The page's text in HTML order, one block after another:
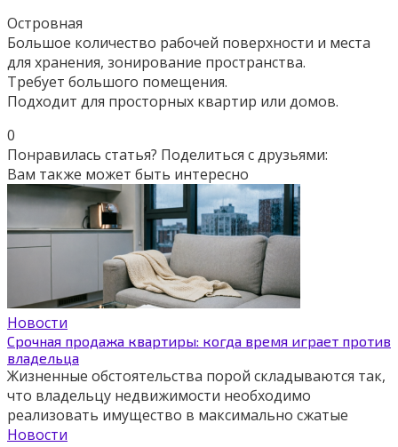
Островная
Большое количество рабочей поверхности и места
для хранения, зонирование пространства.
Требует большого помещения.
Подходит для просторных квартир или домов.
0
Понравилась статья? Поделиться с друзьями:
Вам также может быть интересно
Новости
Срочная продажа квартиры: когда время играет против
владельца
Жизненные обстоятельства порой складываются так,
что владельцу недвижимости необходимо
реализовать имущество в максимально сжатые
Новости